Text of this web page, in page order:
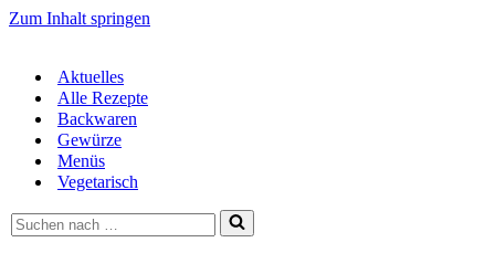
Zum Inhalt springen
Aktuelles
Alle Rezepte
Backwaren
Gewürze
Menüs
Vegetarisch
Suchen
nach …